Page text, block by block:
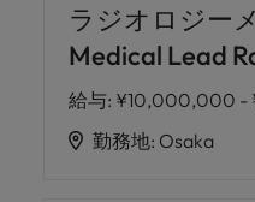
ラジオロジー
Medical Lead
給与: ¥10,000,000 -
勤務地: Osaka